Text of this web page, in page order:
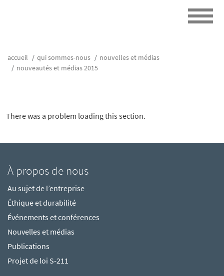
accueil qui sommes-nous
nouvelles et médias
nouveautés et médias 2015
There was a problem loading this section.
À propos de nous
Au sujet de l’entreprise
Éthique et durabilité
Événements et conférences
Nouvelles et médias
Publications
Projet de loi S-211